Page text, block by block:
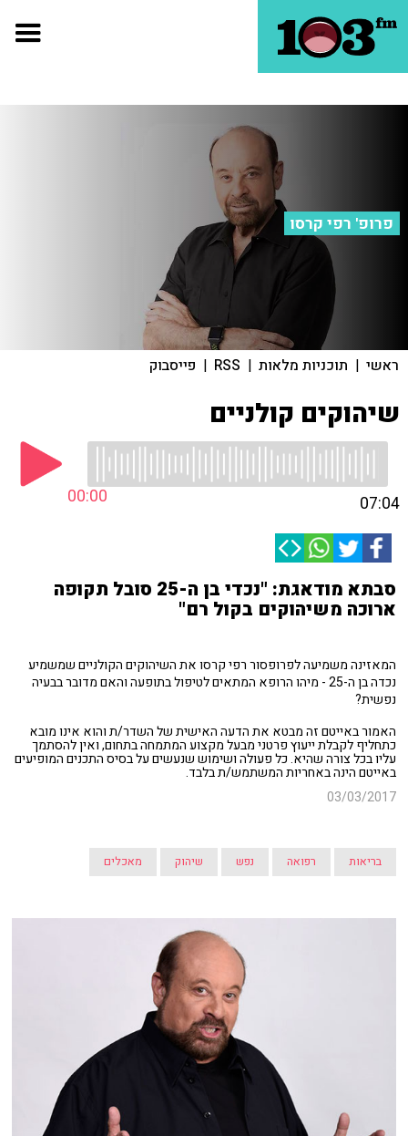
פרופ' רפי קרסו
ראשי | תוכניות מלאות |
RSS
| פייסבוק
שיהוקים קולניים
00:00 07:04
סבתא מודאגת: "נכדי בן ה-25 סובל תקופה
ארוכה משיהוקים בקול רם"
המאזינה משמיעה לפרופסור רפי קרסו את השיהוקים הקולניים שמשמיע
נכדה בן ה-25 - מיהו הרופא המתאים לטיפול בתופעה והאם מדובר בבעיה
נפשית?
האמור באייטם זה מבטא את הדעה האישית של השדר/ת והוא אינו מובא
כתחליף לקבלת ייעוץ פרטני מבעל מקצוע המתמחה בתחום, ואין להסתמך
עליו בכל צורה שהיא. כל פעולה ושימוש שנעשים על בסיס התכנים המופיעים
באייטם הינה באחריות המשתמש/ת בלבד.
03/03/2017
בריאות רפואה נפש שיהוק מאכלים